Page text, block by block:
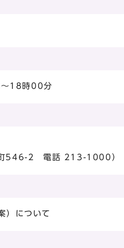
18時00分
町546-2 電話 213-1000）
）について